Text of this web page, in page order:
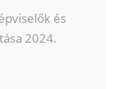
és
2024.